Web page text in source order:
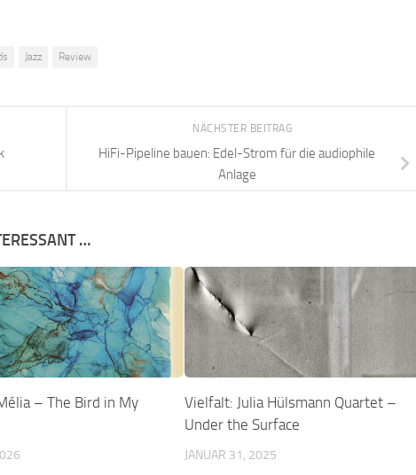
Jazz Review
NÄCHSTER BEITRAG
HiFi-Pipeline bauen: Edel-Strom für die audiophile
Anlage
…
– The Bird in My
Vielfalt: Julia Hülsmann Quartet –
Under the Surface
JANUAR 31, 2025